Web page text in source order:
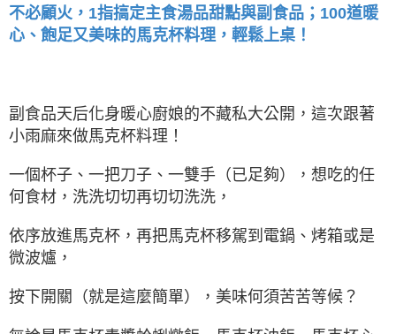
不必顧火，1指搞定主食湯品甜點與副食品；100道暖
心、飽足又美味的馬克杯料理，輕鬆上桌！
副食品天后化身暖心廚娘的不藏私大公開，這次跟著
小雨麻來做馬克杯料理！
一個杯子、一把刀子、一雙手（已足夠），想吃的任
何食材，洗洗切切再切切洗洗，
依序放進馬克杯，再把馬克杯移駕到電鍋、烤箱或是
微波爐，
按下開關（就是這麼簡單），美味何須苦苦等候？